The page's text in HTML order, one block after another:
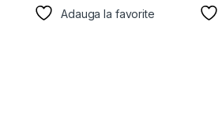
Adauga la favorite